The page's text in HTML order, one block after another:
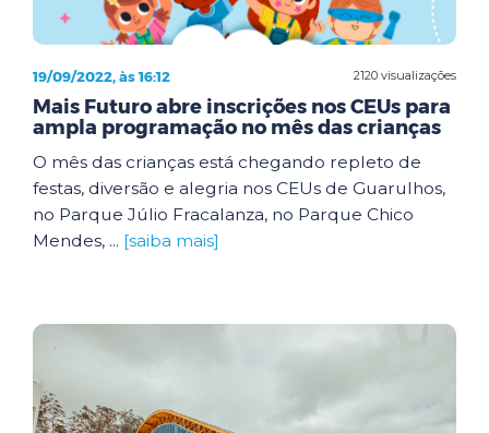
2120 visualizações
19/09/2022, às 16:12
Mais Futuro abre inscrições nos CEUs para
ampla programação no mês das crianças
O mês das crianças está chegando repleto de
festas, diversão e alegria nos CEUs de Guarulhos,
no Parque Júlio Fracalanza, no Parque Chico
Mendes, ... [saiba mais]